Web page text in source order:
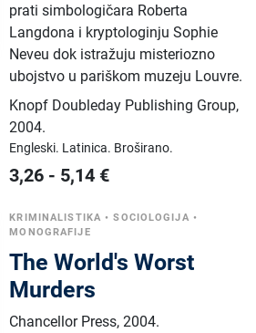
prati simbologičara Roberta
Langdona i kryptologinju Sophie
Neveu dok istražuju misteriozno
ubojstvo u pariškom muzeju Louvre.
Knopf Doubleday Publishing Group,
2004.
Engleski. Latinica. Broširano.
3,26 - 5,14 €
KRIMINALISTIKA •SOCIOLOGIJA •
MONOGRAFIJE
The World's Worst
Murders
Chancellor Press,2004.